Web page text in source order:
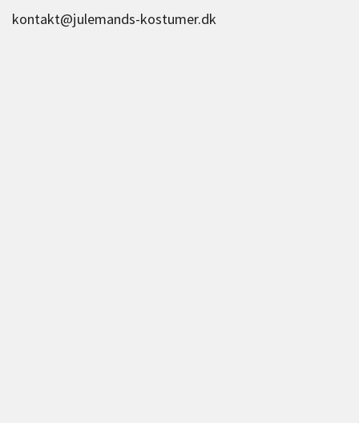
kontakt@julemands-kostumer.dk